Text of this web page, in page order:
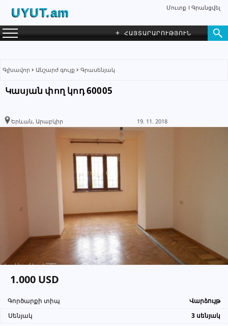
UYUT.am Մուտք Գրանցվել
+ ՀԱՅՏԱՐԱՐՈՒԹՅՈՒՆ
Գլխավոր Անշարժ գույք Գրասենյակ
Կասյան փող կոդ 60005
Երևան, Արաբկիր 19. 11. 2018
1.000 USD
Գործարքի տիպ
Վարձույթ
Սենյակ
3 սենյակ
Գործակալություն
091 27 25 26
093 27 25 56
+374 95 02 99 11
Խնդրում ենք բաժանորդին
տեղեկացնել, որ իր տվյալները
վերցրել եք www.UYUT.am կայքից